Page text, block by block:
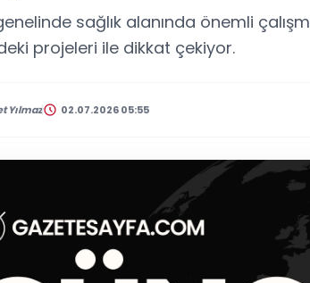
sağlık alanında önemli
projeleri ile dikkat çekiyor.
Yılmaz 02.07.2026 05:55